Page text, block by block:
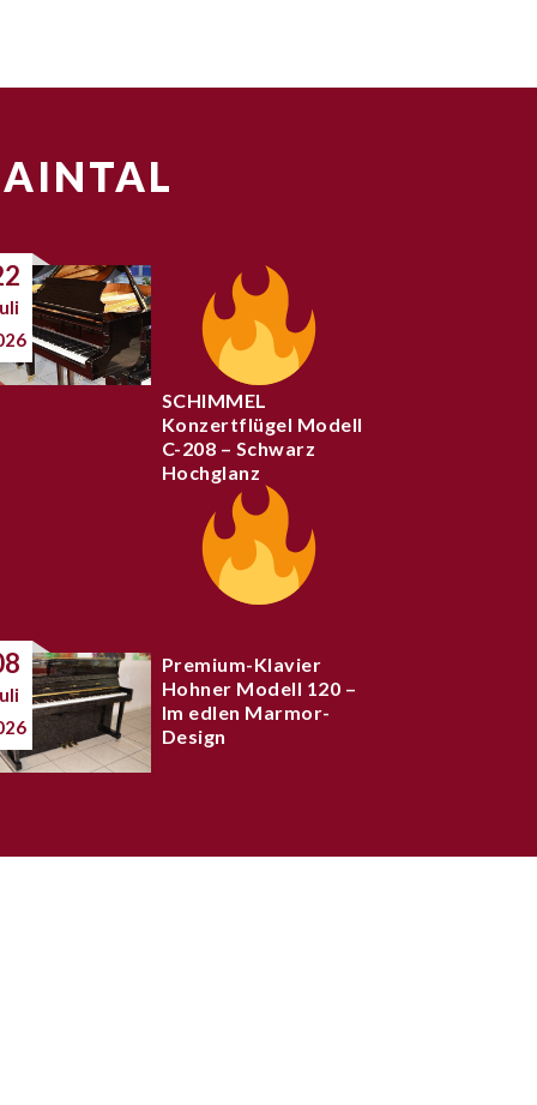
SCHIMMEL
Konzertflügel Modell
C-208 – Schwarz
Hochglanz
Premium-Klavier
Hohner Modell 120 –
Im edlen Marmor-
Design